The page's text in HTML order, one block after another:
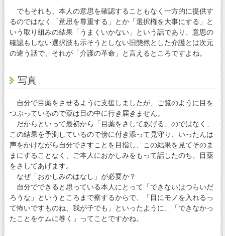
でもそれも、本人の意思を確認することもなく一方的に提供す
るのではなく「意思を尊重する」とか「選択権を大事にする」と
いう取り組みの結果「うまくいかない」という話であり、意思の
確認もしない選択肢も示そうとしない旧態然とした介護とは次元
の違う話で、それが「介護の革命」と言えるところですよね。
写真
自分で目薬をさせるように支援しましたが、ご覧のように目を
つぶっているので薬は目の中に行き届きません。
だからといって最初から「目薬をさしてあげる」のではなく、
この結果を予測しているので傍に付き添って見守り、いったんは
声をかけながら自分でさすことを目指し、この結果を見てそのま
まにすることなく、ご本人におかしみをもって話したのち、目薬
をさしてあげます。
なぜ「おかしみのはなし」が必要か？
自分でできると思っている本人にとって「できないはつらいだ
ろうな」というところまで察するからで、「目にモノを入れるっ
て怖いですものね、我が子でも」といったように、「できなかっ
たことをケムに巻く」ってことですかね。